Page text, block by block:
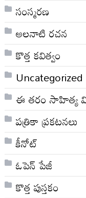
సంస్మరణ
అలనాటి రచన
కొత్త కవిత్వం
Uncategorized
ఈ తరం సాహిత్య
పత్రికా ప్రకటనలు
కీనోట్
ఓపెన్ పేజీ
కొత్త పుస్తకం